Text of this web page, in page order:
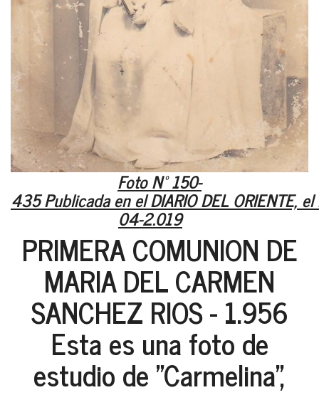
Foto Nº 150-
435 Publicada en el DIARIO DEL ORIENTE,
04-2.019
PRIMERA COMUNION DE
MARIA DEL CARMEN
SANCHEZ RIOS - 1.956
Esta es una foto de
estudio de "Carmelina",